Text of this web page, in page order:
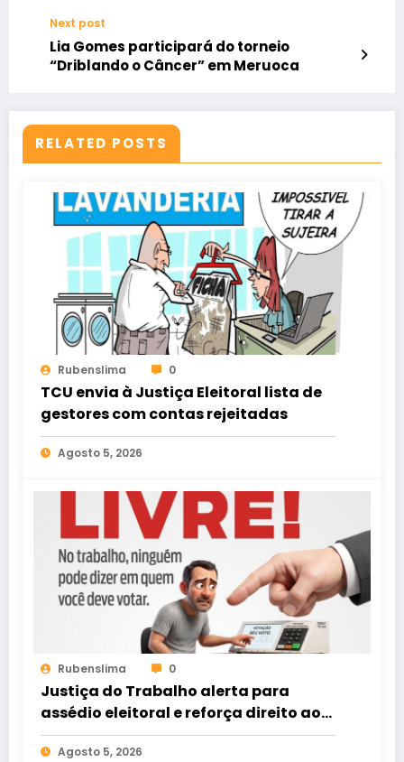
Next post
Lia Gomes participará do torneio
“Driblando o Câncer” em Meruoca
RELATED POSTS
Rubenslima 0
TCU envia à Justiça Eleitoral lista de
gestores com contas rejeitadas
Agosto 5, 2026
Rubenslima 0
Justiça do Trabalho alerta para
assédio eleitoral e reforça direito ao
voto livre nas relações de trabalho
Agosto 5, 2026